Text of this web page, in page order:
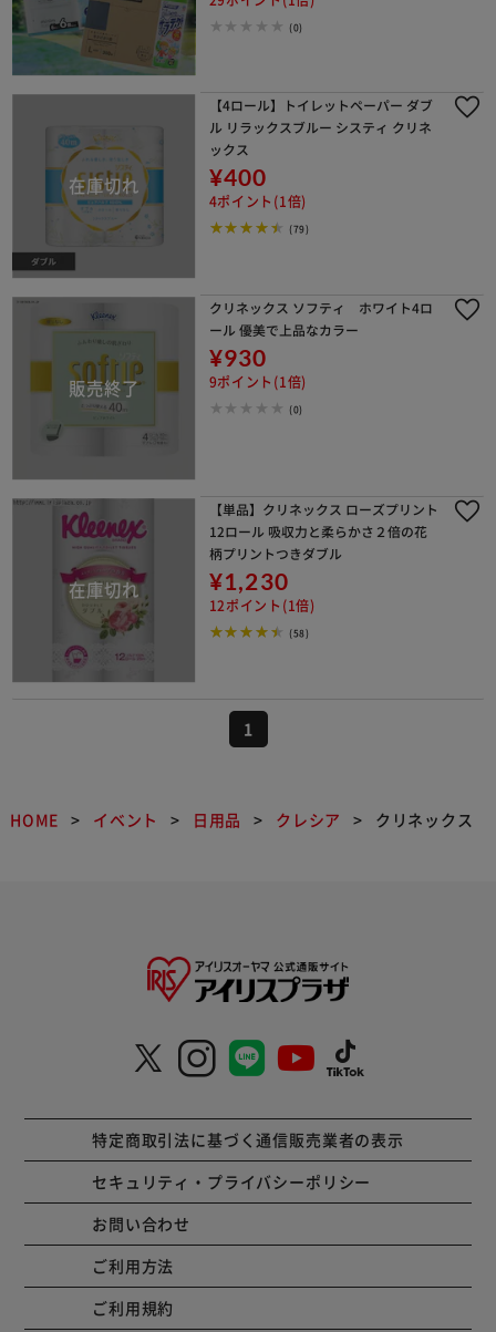
テクト 200ml ）
(0)
【4ロール】トイレットペーパー ダブ
ル リラックスブルー システィ クリネ
ックス
¥400
4ポイント(1倍)
(79)
クリネックス ソフティ ホワイト4ロ
ール 優美で上品なカラー
¥930
9ポイント(1倍)
(0)
【単品】クリネックス ローズプリント
12ロール 吸収力と柔らかさ２倍の花
柄プリントつきダブル
¥1,230
12ポイント(1倍)
(58)
1
HOME イベント 日用品 クレシア クリネックス
特定商取引法に基づく通信販売業者の表示
セキュリティ・プライバシーポリシー
お問い合わせ
ご利用方法
ご利用規約